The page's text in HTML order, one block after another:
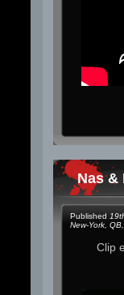
Nas &
Published
New-York QB
Clip